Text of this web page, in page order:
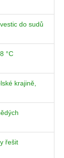
do sudů
°C
krajině,
řešit